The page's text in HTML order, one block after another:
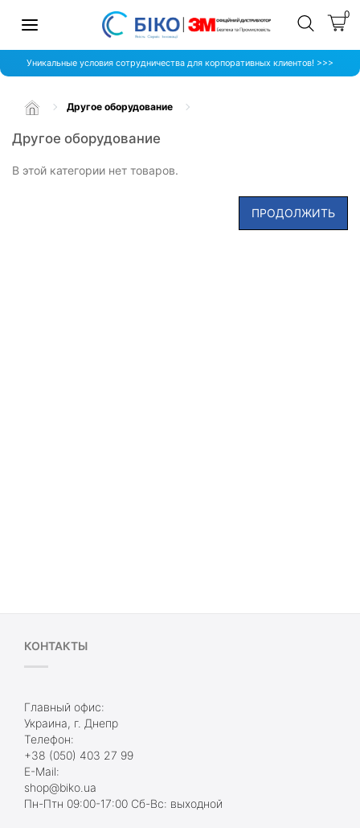
0
Уникальные условия сотрудничества для корпоративных клиентов! >>>
Другое оборудование
Другое оборудование
В этой категории нет товаров.
ПРОДОЛЖИТЬ
КОНТАКТЫ
Главный офис:
Украина, г. Днепр
Телефон:
+38 (050) 403 27 99
E-Mail:
shop@biko.ua
Пн-Птн 09:00-17:00 Сб-Вс: выходной